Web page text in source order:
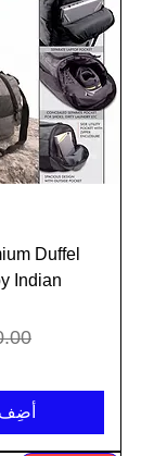
Duffel
Indian
أضِف